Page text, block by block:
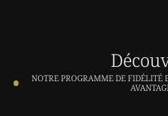
NOTRE PROGRAMME DE FIDÉLITÉ